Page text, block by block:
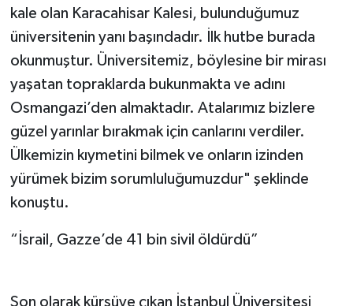
kale olan Karacahisar Kalesi, bulunduğumuz
üniversitenin yanı başındadır. İlk hutbe burada
okunmuştur. Üniversitemiz, böylesine bir mirası
yaşatan topraklarda bukunmakta ve adını
Osmangazi’den almaktadır. Atalarımız bizlere
güzel yarınlar bırakmak için canlarını verdiler.
Ülkemizin kıymetini bilmek ve onların izinden
yürümek bizim sorumluluğumuzdur" şeklinde
konuştu.
“İsrail, Gazze’de 41 bin sivil öldürdü”
Son olarak kürsüye çıkan İstanbul Üniversitesi